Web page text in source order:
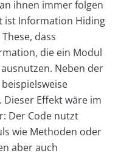
ihnen immer folgen
ist Information Hiding
dass
die ein Modul
Neben der
Effekt wäre im
Der Code nutzt
wie Methoden oder
aber auch